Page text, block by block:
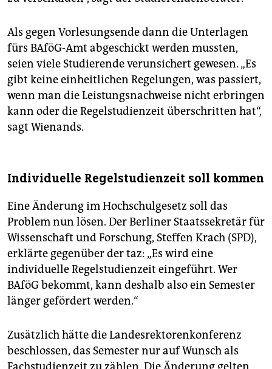
Als gegen Vorlesungsende dann die Unterlagen
fürs BAföG-Amt abgeschickt werden mussten,
seien viele Studierende verunsichert gewesen. „Es
gibt keine einheitlichen Regelungen, was passiert,
wenn man die Leistungsnachweise nicht erbringen
kann oder die Regelstudienzeit überschritten hat“,
sagt Wienands.
Individuelle Regelstudienzeit soll kommen
Eine Änderung im Hochschulgesetz soll das
Problem nun lösen. Der Berliner Staatssekretär für
Wissenschaft und Forschung, Steffen Krach (SPD),
erklärte gegenüber der taz: „Es wird eine
individuelle Regelstudienzeit eingeführt. Wer
BAföG bekommt, kann deshalb also ein Semester
länger gefördert werden.“
Zusätzlich hätte die Landesrektorenkonferenz
beschlossen, das Semester nur auf Wunsch als